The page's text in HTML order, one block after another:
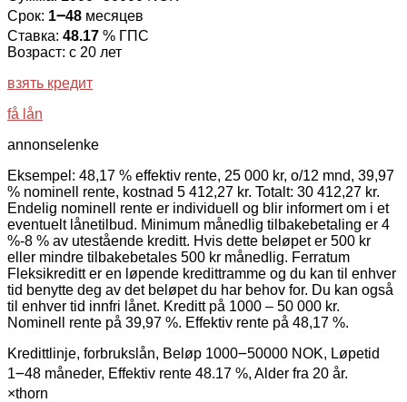
Срок: 1౼48 месяцев
Ставка: 48.17 % ГПС
Возраст: с 20 лет
взять кредит
få lån
annonselenke
Eksempel: 48,17 % effektiv rente, 25 000 kr, o/12 mnd, 39,97
% nominell rente, kostnad 5 412,27 kr. Totalt: 30 412,27 kr.
Endelig nominell rente er individuell og blir informert om i et
eventuelt lånetilbud. Minimum månedlig tilbakebetaling er 4
%-8 % av utestående kreditt. Hvis dette beløpet er 500 kr
eller mindre tilbakebetales 500 kr månedlig. Ferratum
Fleksikreditt er en løpende kredittramme og du kan til enhver
tid benytte deg av det beløpet du har behov for. Du kan også
til enhver tid innfri lånet. Kreditt på 1000 – 50 000 kr.
Nominell rente på 39,97 %. Effektiv rente på 48,17 %.
Kredittlinje, forbrukslån, Beløp 1000౼50000 NOK, Løpetid
1౼48 måneder, Effektiv rente 48.17 %, Alder fra 20 år.
×thorn